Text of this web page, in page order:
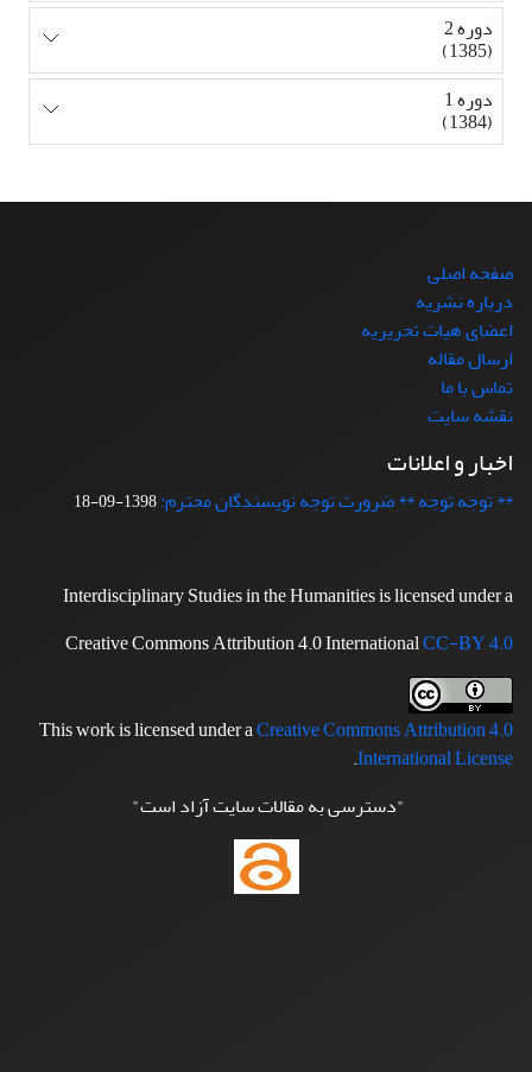
دوره 2
(1385)
دوره 1
(1384)
صفحه اصلی
درباره نشریه
اعضای هیات تحریریه
ارسال مقاله
تماس با ما
نقشه سایت
اخبار و اعلانات
** توجه توجه ** ضرورت توجه نویسندگان محترم:1398-09-18
Interdisciplinary Studies in the Humanities is licensed under a
Creative Commons Attribution 4.0 InternationalCC-BY 4.0
This work is licensed under aCreative Commons Attribution 4.0
International License
.
"دسترسی به مقالات سایت آزاد است"